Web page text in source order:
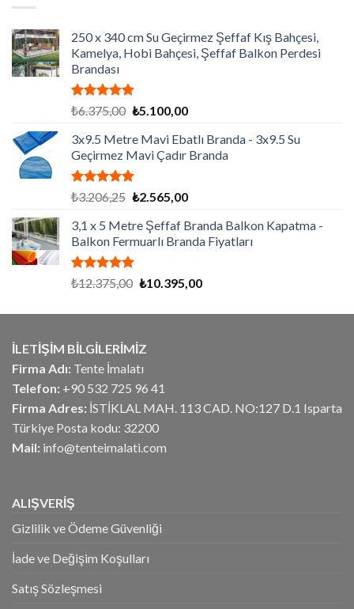
250 x 340 cm Su Geçirmez Şeffaf Kış Bahçesi,
Kamelya, Hobi Bahçesi, Şeffaf Balkon Perdesi
Brandası
5 üzerinden
oy
aldı
₺6.375,00 Orijinal
₺6.375,00.
₺5.100,00Şu
fiyat:
₺5.100,00.
3x9.5 Metre Mavi Ebatlı Branda - 3x9.5 Su
Geçirmez Mavi Çadır Branda
5 üzerinden
oy
aldı
₺3.206,25 Orijinal
₺3.206,25.
₺2.565,00Şu
fiyat:
₺2.565,00.
3,1 x 5 Metre Şeffaf Branda Balkon Kapatma -
Balkon Fermuarlı Branda Fiyatları
5 üzerinden
₺12.375,00 Orijinal
₺12.375,00.
₺10.395,00Şu
fiyat:
İLETİŞİM BİLGİLERİMİZ
Firma Adı: Tente İmalatı
Telefon: +90 532 725 96 41
Firma Adres: İSTİKLAL MAH. 113 CAD. NO:127 D.1 Isparta
Türkiye Posta kodu: 32200
Mail: info@tenteimalati.com
ALIŞVERİŞ
Gizlilik ve Ödeme Güvenliği
İade ve Değişim Koşulları
Satış Sözleşmesi